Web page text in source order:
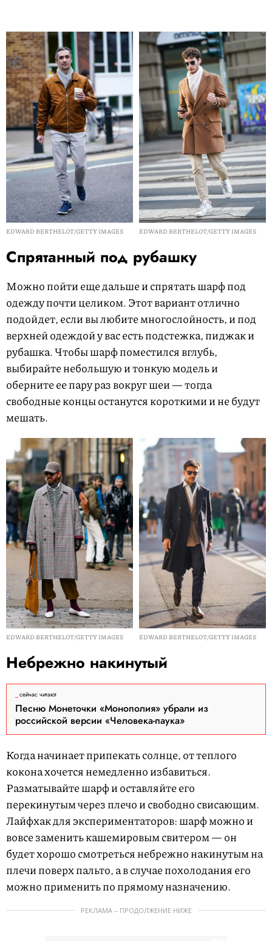
EDWARD BERTHELOT/GETTY IMAGES EDWARD BERTHELOT/GETTY IMAGES
Спрятанный под рубашку
Можно пойти еще дальше и спрятать шарф под
одежду почти целиком. Этот вариант отлично
подойдет, если вы любите многослойность, и под
верхней одеждой у вас есть подстежка, пиджак и
рубашка. Чтобы шарф поместился вглубь,
выбирайте небольшую и тонкую модель и
оберните ее пару раз вокруг шеи — тогда
свободные концы останутся короткими и не будут
мешать.
EDWARD BERTHELOT/GETTY IMAGES EDWARD BERTHELOT/GETTY IMAGES
Небрежно накинутый
сейчас читают
Песню Монеточки «Монополия» убрали из
российской версии «Человека-паука»
Когда начинает припекать солнце, от теплого
кокона хочется немедленно избавиться.
Разматывайте шарф и оставляйте его
перекинутым через плечо и свободно свисающим.
Лайфхак для экспериментаторов: шарф можно и
вовсе заменить кашемировым свитером — он
будет хорошо смотреться небрежно накинутым на
плечи поверх пальто, а в случае похолодания его
можно применить по прямому назначению.
РЕКЛАМА – ПРОДОЛЖЕНИЕ НИЖЕ